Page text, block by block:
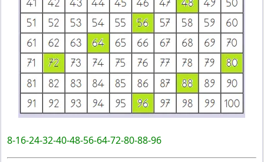
8-16-24-32-40-48-56-64-72-80-88-96